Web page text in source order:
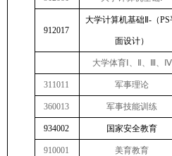
912017
大学计算机基础Ⅱ-（PS
面设计）
大学体育 Ⅰ、Ⅱ、Ⅲ、Ⅳ
311011 军事理论
360013 军事技能训练
934002 国家安全教育
910001 美育教育